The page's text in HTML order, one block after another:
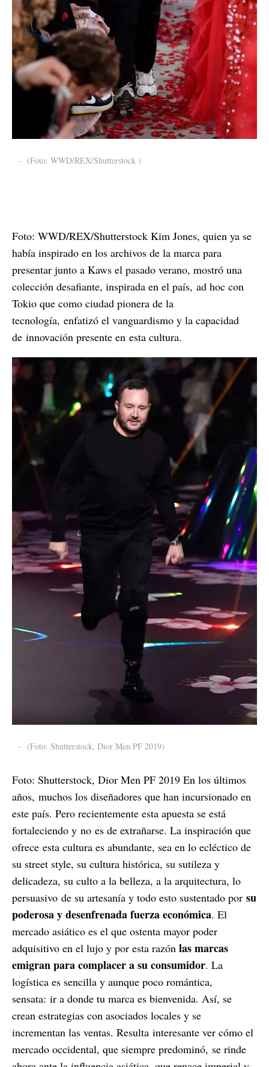
- (Foto: WWD/REX/Shutterstock )
Foto: WWD/REX/Shutterstock Kim Jones, quien ya se
había inspirado en los archivos de la marca para
presentar junto a Kaws el pasado verano, mostró una
colección desafiante, inspirada en el país, ad hoc con
Tokio que como ciudad pionera de la
tecnología, enfatizó el vanguardismo y la capacidad
de innovación presente en esta cultura.
- (Foto: Shutterstock, Dior Men PF 2019)
Foto: Shutterstock, Dior Men PF 2019 En los últimos
años, muchos los diseñadores que han incursionado en
este país. Pero recientemente esta apuesta se está
fortaleciendo y no es de extrañarse. La inspiración que
ofrece esta cultura es abundante, sea en lo ecléctico de
su street style, su cultura histórica, su sutileza y
delicadeza, su culto a la belleza, a la arquitectura, lo
persuasivo de su artesanía y todo esto sustentado por su
poderosa y desenfrenada fuerza económica. El
mercado asiático es el que ostenta mayor poder
adquisitivo en el lujo y por esta razón las marcas
emigran para complacer a su consumidor. La
logística es sencilla y aunque poco romántica,
sensata: ir a donde tu marca es bienvenida. Así, se
crean estrategias con asociados locales y se
incrementan las ventas. Resulta interesante ver cómo el
mercado occidental, que siempre predominó, se rinde